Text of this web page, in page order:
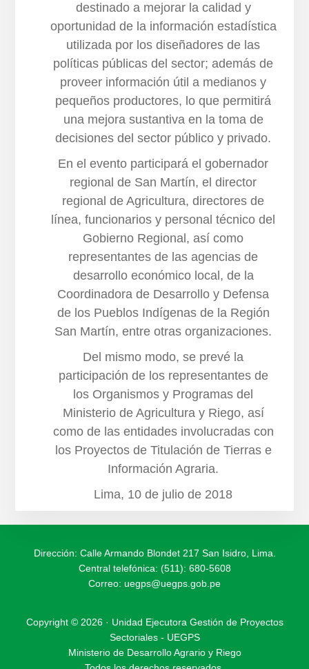
destinado a mejorar la calidad y
oportunidad de la información estadística
utilizada por los diseñadores de las
políticas públicas del sector; además de
proveer información útil a medianos y
pequeños productores, lo que permitirá
una mejora sustantiva en la toma de
decisiones del sector público y privado.
En el evento participará el gobernador
regional de San Martín, el director
regional de Agricultura, directores de
línea, funcionarios y personal técnico del
Gobierno Regional, así como
representantes de las agencias de
desarrollo económico local, de la
Coordinadora de Desarrollo y Defensa
de los Pueblos Indígenas de la Región
San Martín, entre otras organizaciones.
Del mismo modo, se prevé la
participación de los representantes de
los Organismos y Programas del
Ministerio de Agricultura y Riego, así
como de las entidades involucradas con
los Proyectos de Titulación de Tierras e
Información Agraria.
Lima, 10 de julio de 2018
Dirección: Calle Armando Blondet 217 San Isidro, Lima.
Central telefónica: (511): 680-5608
Correo: uegps@uegps.gob.pe
Copyright © 2026 · Unidad Ejecutora Gestión de Proyectos
Sectoriales - UEGPS
Ministerio de Desarrollo Agrario y Riego